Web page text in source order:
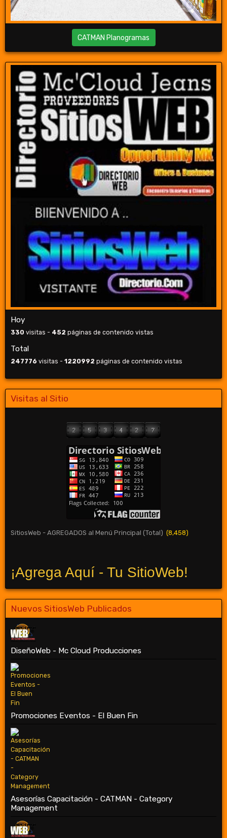
CATMAN Planogramas
Hoy
330 visitas - 452 páginas de contenido vistas
Total
247776 visitas - 1220992 páginas de contenido vistas
Visitas al Sitio
SitiosWeb - AGREGADOS al Menú Principal (Total) (8,458)
¡Agrega Aquí - Tu SitioWeb!
Nuevos SitiosWeb Publicados
DiseñoWeb - Mc Cloud Producciones
Promociones Eventos - El Buen Fin
Asesorías Capacitación - CATMAN - Category
Management